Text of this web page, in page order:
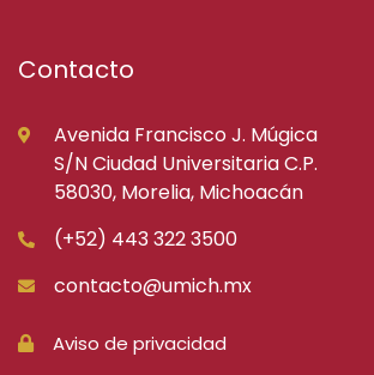
Contacto
Avenida Francisco J. Múgica
S/N Ciudad Universitaria C.P.
58030, Morelia, Michoacán
(+52) 443 322 3500
contacto@umich.mx
Aviso de privacidad